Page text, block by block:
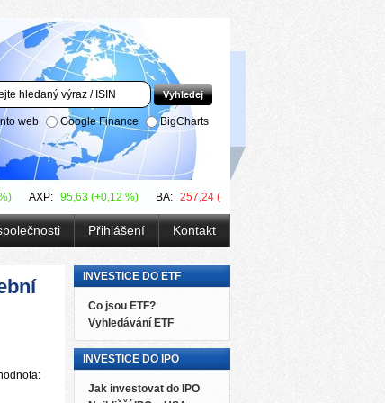
INVESTICE DO ETF
Co jsou ETF?
Vyhledávání ETF
INVESTICE DO IPO
Jak investovat do IPO
Přihlášení Kontakt
AXP: 95,63 (+0,12 %) BA: 257,24 (-0,29 %)
web Google Finance BigCharts